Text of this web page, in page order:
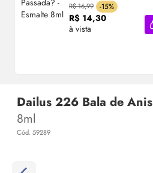
R$ 16,99 -15%
R$ 14,30
à vista
Dailus 226 Bala de Anis
8ml
Cód. 59289